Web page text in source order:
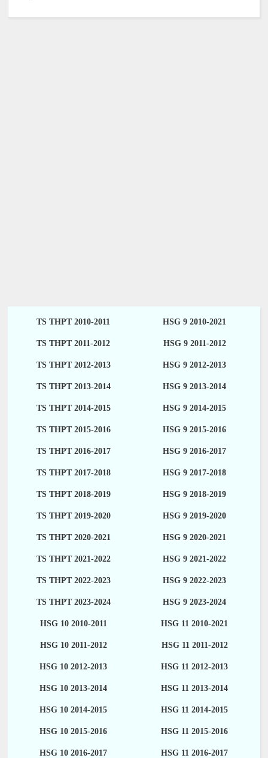
TS THPT 2010-2011 HSG 9 2010-2021
TS THPT 2011-2012 HSG 9 2011-2012
TS THPT 2012-2013 HSG 9 2012-2013
TS THPT 2013-2014 HSG 9 2013-2014
TS THPT 2014-2015 HSG 9 2014-2015
TS THPT 2015-2016 HSG 9 2015-2016
TS THPT 2016-2017 HSG 9 2016-2017
TS THPT 2017-2018 HSG 9 2017-2018
TS THPT 2018-2019 HSG 9 2018-2019
TS THPT 2019-2020 HSG 9 2019-2020
TS THPT 2020-2021 HSG 9 2020-2021
TS THPT 2021-2022 HSG 9 2021-2022
TS THPT 2022-2023 HSG 9 2022-2023
TS THPT 2023-2024 HSG 9 2023-2024
HSG 10 2010-2011 HSG 11 2010-2021
HSG 10 2011-2012 HSG 11 2011-2012
HSG 10 2012-2013 HSG 11 2012-2013
HSG 10 2013-2014 HSG 11 2013-2014
HSG 10 2014-2015 HSG 11 2014-2015
HSG 10 2015-2016 HSG 11 2015-2016
HSG 10 2016-2017 HSG 11 2016-2017